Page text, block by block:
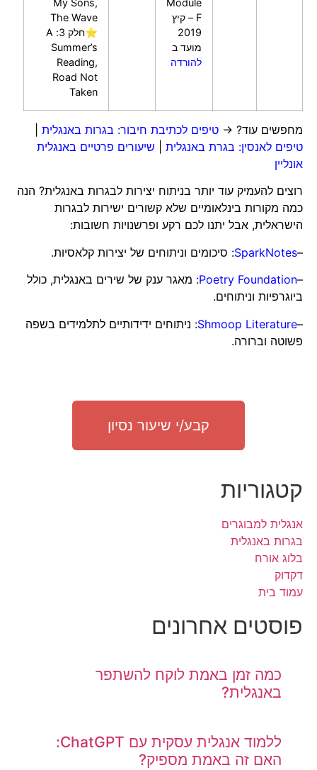
Module
F – קיץ
2019
מועד ב
להורדה
My Sons,
The Wave
⭐חלק 3: A
Summer’s
Reading,
Road Not
Taken
מחפשים עוד? → טיפים לכתיבת חיבור: בגרות באנגלית
טיפים לאנסין: בגרת באנגלית
שיעורים פרטיים באנגלית
אונליין
רוצים להעמיק עוד יותר בניתוח יצירות לבגרות באנגלית? הנה
כמה מקורות בינלאומיים שלא קשורים ישירות לבגרות
הישראלית, אבל יתנו לכם רקע ופרשנויות חשובות:
–
SparkNotes: סיכומים וניתוחים של יצירות קלאסיות.
–
Poetry Foundation: מאגר ענק של שירים באנגלית, כולל
ביוגרפיות וניתוחים.
–
Shmoop Literature: ניתוחים ידידותיים לתלמידים בשפה
פשוטה וברורה.
קבע/י שיעור נסיון
קטגוריות
אנגלית למבוגרים
בגרות באנגלית
בלוג אורח
דקדוק
עמוד בית
פוסטים אחרונים
כמה זמן באמת לוקח להשתפר
באנגלית?
ללמוד אנגלית עסקית עם ChatGPT:
האם זה באמת מספיק?